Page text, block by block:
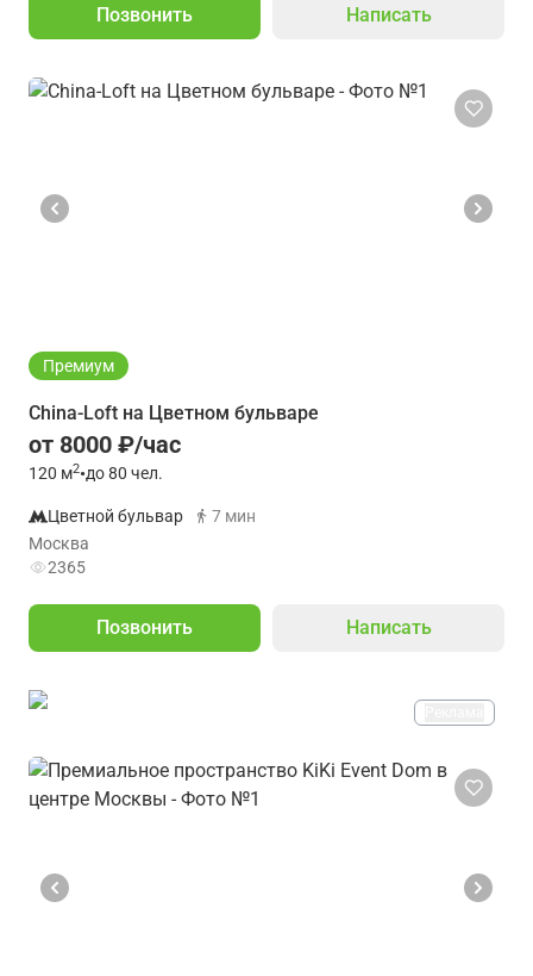
Позвонить Написать
Премиум
China-Loft на Цветном бульваре
от 8000 ₽/час
120 м2•до 80 чел.
Цветной бульвар
7 мин
Москва
2365
Позвонить Написать